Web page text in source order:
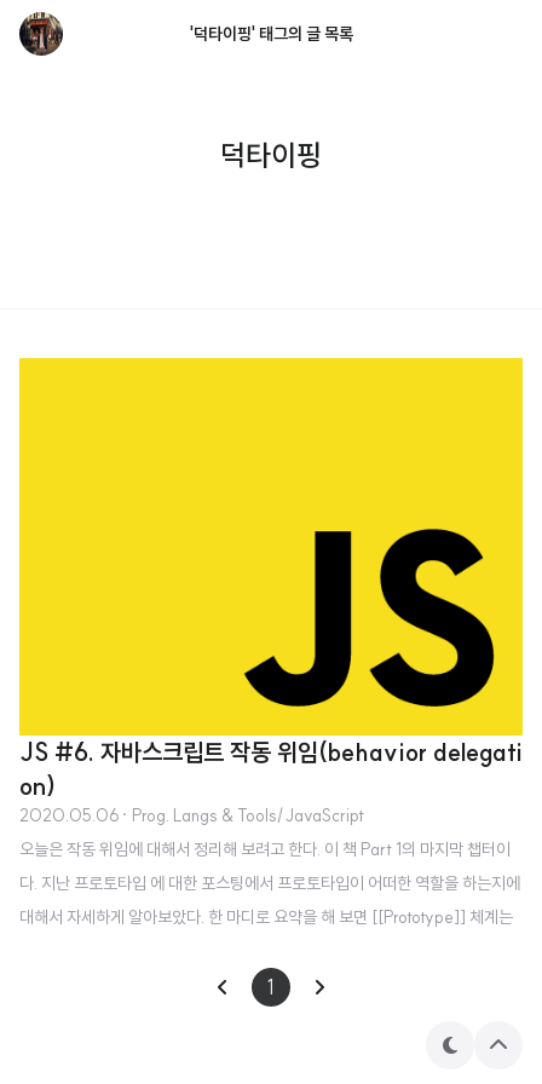
덕타이핑
JS #6. 자바스크립트 작동 위임(behavior delegati
on)
2020.05.06 · Prog. Langs & Tools/JavaScript
오늘은 작동 위임에 대해서 정리해 보려고 한다. 이 책 Part 1의 마지막 챕터이
다. 지난 프로토타입 에 대한 포스팅에서 프로토타입이 어떠한 역할을 하는지에
대해서 자세하게 알아보았다. 한 마디로 요약을 해 보면 [[Prototype]] 체계는
결된 객체에 특정 프로퍼티/메서드가 있는지를 체크한다. 이와 같이 자바스크
는 전적으로 '객체를 다른 객체와 연결하는 것'에서 비롯된다. 위임 지향 디자인
1
'덕타이핑' 태그의 글 목록
테
상